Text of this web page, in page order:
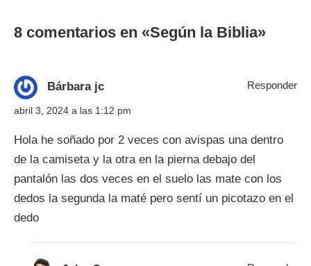
8 comentarios en «Según la Biblia»
Bárbara jc
abril 3, 2024 a las 1:12 pm
Hola he soñado por 2 veces con avispas una dentro
de la camiseta y la otra en la pierna debajo del
pantalón las dos veces en el suelo las mate con los
dedos la segunda la maté pero sentí un picotazo en el
dedo
Responder